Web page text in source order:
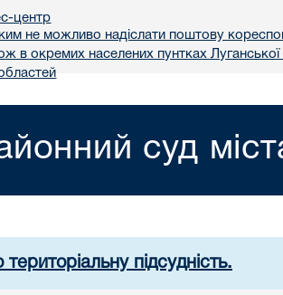
центр
не можливо надіслати поштову
в окремих населених пунтках Луганської
суд
підсудність.